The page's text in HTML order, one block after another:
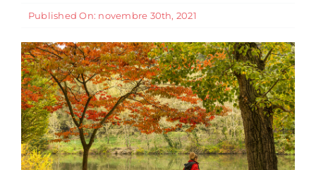
Published On: novembre 30th, 2021